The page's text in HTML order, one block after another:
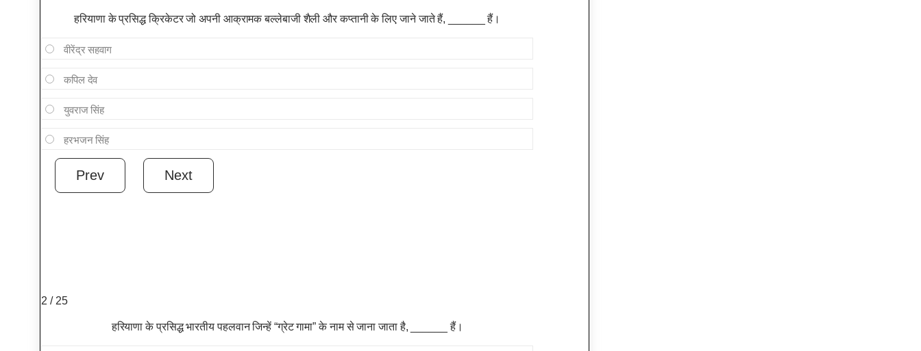
हरियाणा के प्रसिद्ध क्रिकेटर जो अपनी आक्रामक बल्लेबाजी शैली और कप्तानी के लिए जाने जाते हैं, ______ हैं।
वीरेंद्र सहवाग
कपिल देव
युवराज सिंह
हरभजन सिंह
2 / 25
हरियाणा के प्रसिद्ध भारतीय पहलवान जिन्हें “ग्रेट गामा” के नाम से जाना जाता है, ______ हैं।